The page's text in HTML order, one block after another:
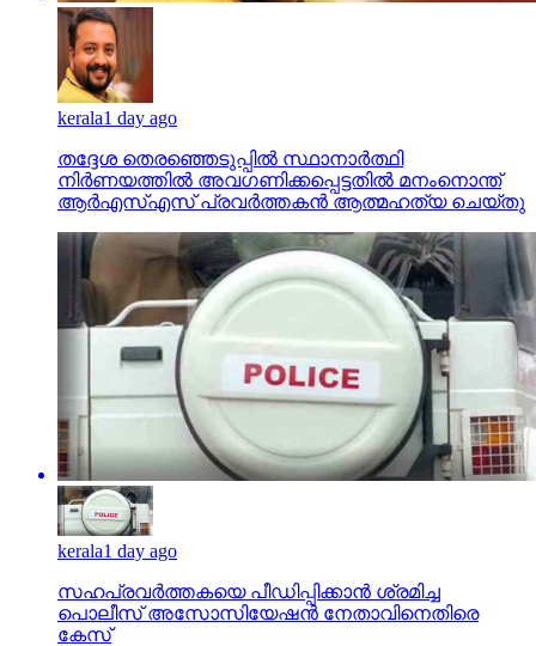
kerala1 day ago
തദ്ദേശ തെരഞ്ഞെടുപ്പില്‍ സ്ഥാനാര്‍ത്ഥി
നിര്‍ണയത്തില്‍ അവഗണിക്കപ്പെട്ടതില്‍ മനംനൊന്ത്
ആര്‍എസ്എസ് പ്രവര്‍ത്തകന്‍ ആത്മഹത്യ ചെയ്തു
kerala1 day ago
സഹപ്രവര്‍ത്തകയെ പീഡിപ്പിക്കാന്‍ ശ്രമിച്ച
പൊലീസ് അസോസിയേഷന്‍ നേതാവിനെതിരെ
കേസ്